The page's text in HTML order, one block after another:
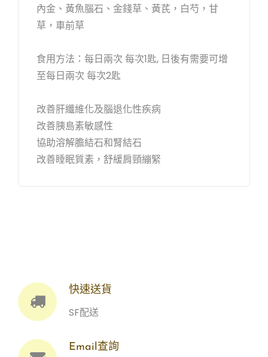
內金、黃魚腦石、金錢草、黃芪，白芍，甘
草，車前草
食用方法：每日兩次 每次1匙, 日後有需要可增
至每日兩次 每次2匙
改善肝纖維化及腦退化性疾病
改善胰島素敏感性
協助溶解膽結石和腎結石
改善睡眠質素，舒緩肩頸繃緊
快速送貨
SF配送
Email查詢